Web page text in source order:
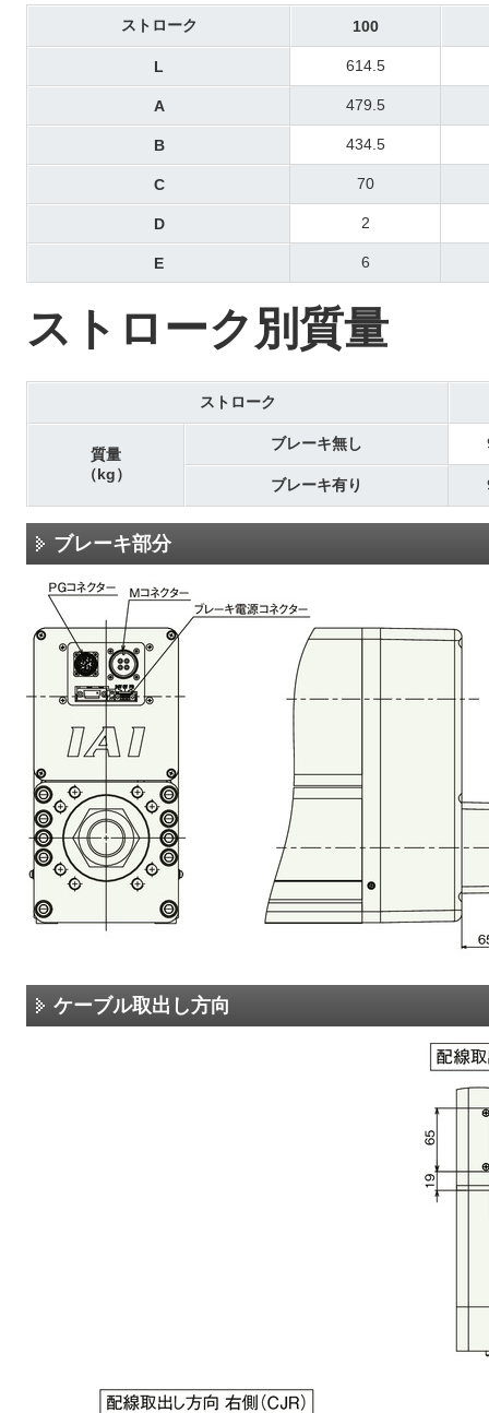
ストローク 100
L 614.5
A 479.5
B 434.5
C 70
D 2
E 6
ストローク別質量
ストローク
質量
（kg）
ブレーキ無し
ブレーキ有り
ブレーキ部分
ケーブル取出し方向